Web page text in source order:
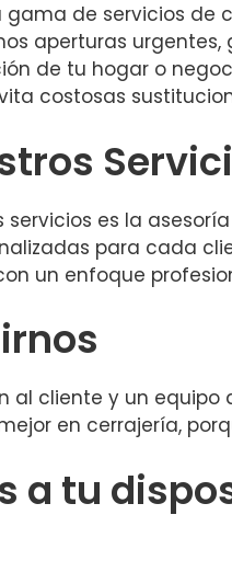
de servicios de
aperturas
de tu hogar o
costosas
es la
para cada
un enfoque
cliente y un
en cerrajería,
a tu